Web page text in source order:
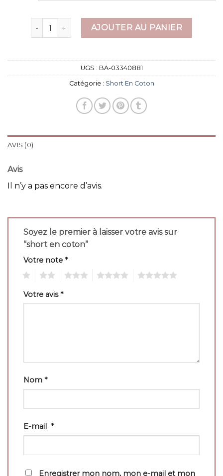
quantité de short en cotonAJOUTER AU PANIER
UGS : BA-03340881
Catégorie : Short En Coton
AVIS (0)
Avis
Il n’y a pas encore d’avis.
Soyez le premier à laisser votre avis sur
“short en coton”
Votre note *
Votre avis*
Nom *
E-mail *
Enregistrer mon nom, mon e-mail et mon